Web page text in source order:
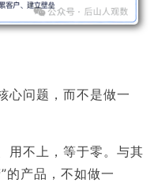
心问题，而不是做一
用不上，等于零。与其
的产品，不如做一